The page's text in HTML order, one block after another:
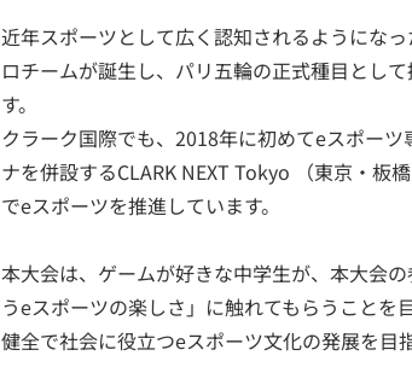
近年スポーツとして広く認知されるようにな
ロチームが誕生し、パリ五輪の正式種目とし
す。
クラーク国際でも、2018年に初めてeスポー
ナを併設するCLARK NEXT Tokyo （東京・板
でeスポーツを推進しています。
本大会は、ゲームが好きな中学生が、本大会
うeスポーツの楽しさ」に触れてもらうことを
健全で社会に役立つeスポーツ文化の発展を目